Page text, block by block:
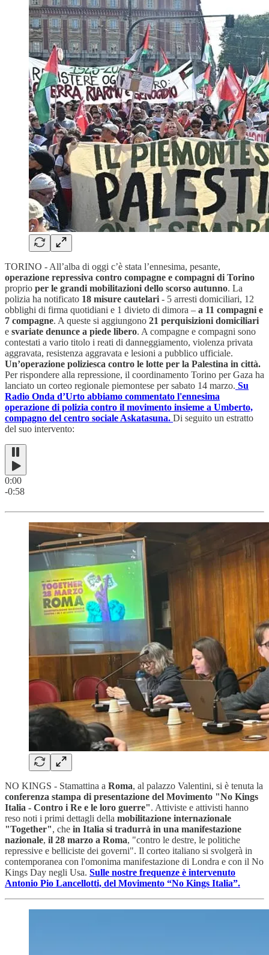
TORINO - All’alba di oggi c’è stata l’ennesima, pesante,
operazione repressiva contro compagne e compagni di Torino
proprio per le grandi mobilitazioni dello scorso autunno. La
polizia ha notificato 18 misure cautelari - 5 arresti domiciliari, 12
obblighi di firma quotidiani e 1 divieto di dimora – a 11 compagni e
7 compagne. A queste si aggiungono 21 perquisizioni domiciliari
e svariate denunce a piede libero. A compagne e compagni sono
contestati a vario titolo i reati di danneggiamento, violenza privata
aggravata, resistenza aggravata e lesioni a pubblico ufficiale.
Un’operazione poliziesca contro le lotte per la Palestina in città.
Per rispondere alla repressione, il coordinamento Torino per Gaza ha
lanciato un corteo regionale piemontese per sabato 14 marzo. Su
Radio Onda d’Urto abbiamo commentato l'ennesima
operazione di polizia contro il movimento insieme a Umberto,
compagno del centro sociale Askatasuna. Di seguito un estratto
del suo intervento:
0:00
-0:58
NO KINGS - Stamattina a Roma, al palazzo Valentini, si è tenuta la
conferenza stampa di presentazione del Movimento "No Kings
Italia - Contro i Re e le loro guerre". Attiviste e attivisti hanno
reso noti i primi dettagli della mobilitazione internazionale
"Together", che in Italia si tradurrà in una manifestazione
nazionale, il 28 marzo a Roma, "contro le destre, le politiche
repressive e belliciste dei governi". Il corteo italiano si svolgerà in
contemporanea con l'omonima manifestazione di Londra e con il No
Kings Day negli Usa. Sulle nostre frequenze è intervenuto
Antonio Pio Lancellotti, del Movimento “No Kings Italia”.